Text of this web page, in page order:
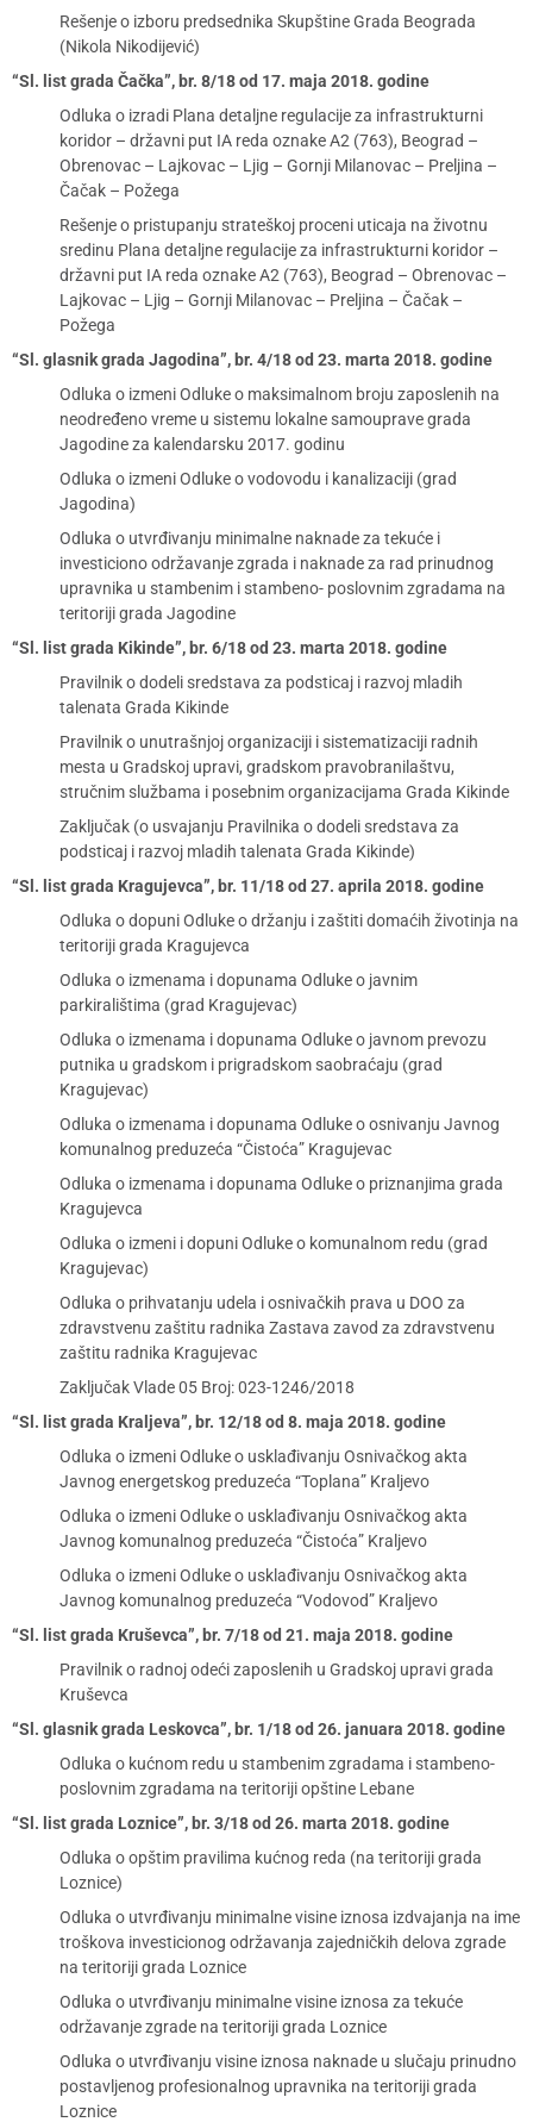
Rešenje o izboru predsednika Skupštine Grada Beograda
(Nikola Nikodijević)
“Sl. list grada Čačka”, br. 8/18 od 17. maja 2018. godine
Odluka o izradi Plana detaljne regulacije za infrastrukturni
koridor – državni put IA reda oznake A2 (763), Beograd –
Obrenovac – Lajkovac – Ljig – Gornji Milanovac – Preljina –
Čačak – Požega
Rešenje o pristupanju strateškoj proceni uticaja na životnu
sredinu Plana detaljne regulacije za infrastrukturni koridor –
državni put IA reda oznake A2 (763), Beograd – Obrenovac –
Lajkovac – Ljig – Gornji Milanovac – Preljina – Čačak –
Požega
“Sl. glasnik grada Jagodina”, br. 4/18 od 23. marta 2018. godine
Odluka o izmeni Odluke o maksimalnom broju zaposlenih na
neodređeno vreme u sistemu lokalne samouprave grada
Jagodine za kalendarsku 2017. godinu
Odluka o izmeni Odluke o vodovodu i kanalizaciji (grad
Jagodina)
Odluka o utvrđivanju minimalne naknade za tekuće i
investiciono održavanje zgrada i naknade za rad prinudnog
upravnika u stambenim i stambeno- poslovnim zgradama na
teritoriji grada Jagodine
“Sl. list grada Kikinde”, br. 6/18 od 23. marta 2018. godine
Pravilnik o dodeli sredstava za podsticaj i razvoj mladih
talenata Grada Kikinde
Pravilnik o unutrašnjoj organizaciji i sistematizaciji radnih
mesta u Gradskoj upravi, gradskom pravobranilaštvu,
stručnim službama i posebnim organizacijama Grada Kikinde
Zaključak (o usvajanju Pravilnika o dodeli sredstava za
podsticaj i razvoj mladih talenata Grada Kikinde)
“Sl. list grada Kragujevca”, br. 11/18 od 27. aprila 2018. godine
Odluka o dopuni Odluke o držanju i zaštiti domaćih životinja na
teritoriji grada Kragujevca
Odluka o izmenama i dopunama Odluke o javnim
parkiralištima (grad Kragujevac)
Odluka o izmenama i dopunama Odluke o javnom prevozu
putnika u gradskom i prigradskom saobraćaju (grad
Kragujevac)
Odluka o izmenama i dopunama Odluke o osnivanju Javnog
komunalnog preduzeća “Čistoća” Kragujevac
Odluka o izmenama i dopunama Odluke o priznanjima grada
Kragujevca
Odluka o izmeni i dopuni Odluke o komunalnom redu (grad
Kragujevac)
Odluka o prihvatanju udela i osnivačkih prava u DOO za
zdravstvenu zaštitu radnika Zastava zavod za zdravstvenu
zaštitu radnika Kragujevac
Zaključak Vlade 05 Broj: 023-1246/2018
“Sl. list grada Kraljeva”, br. 12/18 od 8. maja 2018. godine
Odluka o izmeni Odluke o usklađivanju Osnivačkog akta
Javnog energetskog preduzeća “Toplana” Kraljevo
Odluka o izmeni Odluke o usklađivanju Osnivačkog akta
Javnog komunalnog preduzeća “Čistoća” Kraljevo
Odluka o izmeni Odluke o usklađivanju Osnivačkog akta
Javnog komunalnog preduzeća “Vodovod” Kraljevo
“Sl. list grada Kruševca”, br. 7/18 od 21. maja 2018. godine
Pravilnik o radnoj odeći zaposlenih u Gradskoj upravi grada
Kruševca
“Sl. glasnik grada Leskovca”, br. 1/18 od 26. januara 2018. godine
Odluka o kućnom redu u stambenim zgradama i stambeno-
poslovnim zgradama na teritoriji opštine Lebane
“Sl. list grada Loznice”, br. 3/18 od 26. marta 2018. godine
Odluka o opštim pravilima kućnog reda (na teritoriji grada
Loznice)
Odluka o utvrđivanju minimalne visine iznosa izdvajanja na ime
troškova investicionog održavanja zajedničkih delova zgrade
na teritoriji grada Loznice
Odluka o utvrđivanju minimalne visine iznosa za tekuće
održavanje zgrade na teritoriji grada Loznice
Odluka o utvrđivanju visine iznosa naknade u slučaju prinudno
postavljenog profesionalnog upravnika na teritoriji grada
Loznice